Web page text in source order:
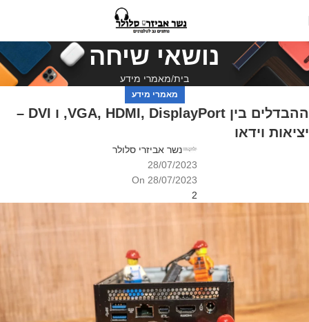
נושאי שיחה
בית מאמרי מידע
מאמרי מידע
ההבדלים בין VGA, HDMI, DisplayPort, ו DVI –
יציאות וידאו
נשר אביזרי סלולר
28/07/2023
On 28/07/2023
2